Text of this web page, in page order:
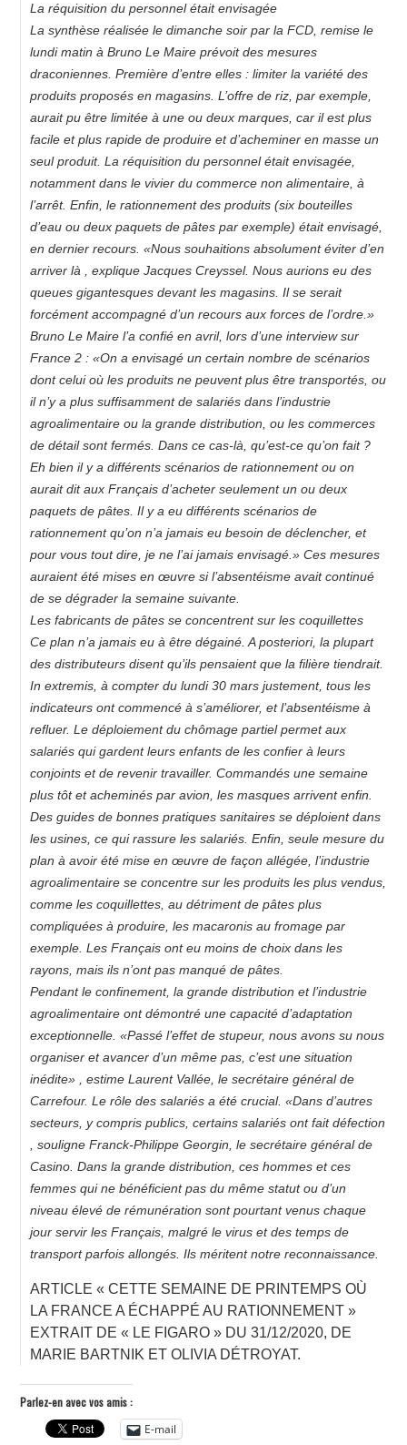
La réquisition du personnel était envisagée
La synthèse réalisée le dimanche soir par la FCD, remise le
lundi matin à Bruno Le Maire prévoit des mesures
draconiennes. Première d’entre elles : limiter la variété des
produits proposés en magasins. L’offre de riz, par exemple,
aurait pu être limitée à une ou deux marques, car il est plus
facile et plus rapide de produire et d’acheminer en masse un
seul produit. La réquisition du personnel était envisagée,
notamment dans le vivier du commerce non alimentaire, à
l’arrêt. Enfin, le rationnement des produits (six bouteilles
d’eau ou deux paquets de pâtes par exemple) était envisagé,
en dernier recours. «Nous souhaitions absolument éviter d’en
arriver là , explique Jacques Creyssel. Nous aurions eu des
queues gigantesques devant les magasins. Il se serait
forcément accompagné d’un recours aux forces de l’ordre.»
Bruno Le Maire l’a confié en avril, lors d’une interview sur
France 2 : «On a envisagé un certain nombre de scénarios
dont celui où les produits ne peuvent plus être transportés, ou
il n’y a plus suffisamment de salariés dans l’industrie
agroalimentaire ou la grande distribution, ou les commerces
de détail sont fermés. Dans ce cas-là, qu’est-ce qu’on fait ?
Eh bien il y a différents scénarios de rationnement ou on
aurait dit aux Français d’acheter seulement un ou deux
paquets de pâtes. Il y a eu différents scénarios de
rationnement qu’on n’a jamais eu besoin de déclencher, et
pour vous tout dire, je ne l’ai jamais envisagé.» Ces mesures
auraient été mises en œuvre si l’absentéisme avait continué
de se dégrader la semaine suivante.
Les fabricants de pâtes se concentrent sur les coquillettes
Ce plan n’a jamais eu à être dégainé. A posteriori, la plupart
des distributeurs disent qu’ils pensaient que la filière tiendrait.
In extremis, à compter du lundi 30 mars justement, tous les
indicateurs ont commencé à s’améliorer, et l’absentéisme à
refluer. Le déploiement du chômage partiel permet aux
salariés qui gardent leurs enfants de les confier à leurs
conjoints et de revenir travailler. Commandés une semaine
plus tôt et acheminés par avion, les masques arrivent enfin.
Des guides de bonnes pratiques sanitaires se déploient dans
les usines, ce qui rassure les salariés. Enfin, seule mesure du
plan à avoir été mise en œuvre de façon allégée, l’industrie
agroalimentaire se concentre sur les produits les plus vendus,
comme les coquillettes, au détriment de pâtes plus
compliquées à produire, les macaronis au fromage par
exemple. Les Français ont eu moins de choix dans les
rayons, mais ils n’ont pas manqué de pâtes.
Pendant le confinement, la grande distribution et l’industrie
agroalimentaire ont démontré une capacité d’adaptation
exceptionnelle. «Passé l’effet de stupeur, nous avons su nous
organiser et avancer d’un même pas, c’est une situation
inédite» , estime Laurent Vallée, le secrétaire général de
Carrefour. Le rôle des salariés a été crucial. «Dans d’autres
secteurs, y compris publics, certains salariés ont fait défection
, souligne Franck-Philippe Georgin, le secrétaire général de
Casino. Dans la grande distribution, ces hommes et ces
femmes qui ne bénéficient pas du même statut ou d’un
niveau élevé de rémunération sont pourtant venus chaque
jour servir les Français, malgré le virus et des temps de
transport parfois allongés. Ils méritent notre reconnaissance.
ARTICLE « CETTE SEMAINE DE PRINTEMPS OÙ
LA FRANCE A ÉCHAPPÉ AU RATIONNEMENT »
EXTRAIT DE « LE FIGARO » DU 31/12/2020, DE
MARIE BARTNIK ET OLIVIA DÉTROYAT.
Parlez-en avec vos amis :
E-mail